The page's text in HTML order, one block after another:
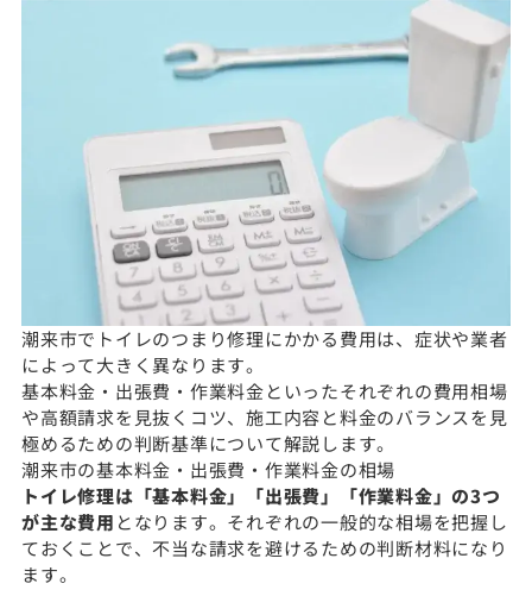
潮来市でトイレのつまり修理にかかる費用は、症状や業者
によって大きく異なります。
基本料金・出張費・作業料金といったそれぞれの費用相場
や高額請求を見抜くコツ、施工内容と料金のバランスを見
極めるための判断基準について解説します。
潮来市の基本料金・出張費・作業料金の相場
トイレ修理は「基本料金」「出張費」「作業料金」の3つ
が主な費用 となります。それぞれの一般的な相場を把握し
ておくことで、不当な請求を避けるための判断材料になり
ます。